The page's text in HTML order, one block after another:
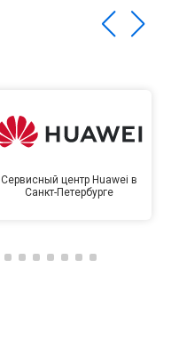
Сервисный центр Huawei в
Санкт-Петербурге